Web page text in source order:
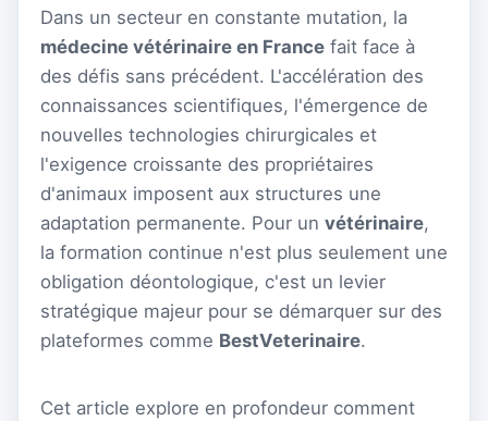
Dans un secteur en constante mutation, la
médecine vétérinaire en France fait face à
des défis sans précédent. L'accélération des
connaissances scientifiques, l'émergence de
nouvelles technologies chirurgicales et
l'exigence croissante des propriétaires
d'animaux imposent aux structures une
adaptation permanente. Pour un vétérinaire,
la formation continue n'est plus seulement une
obligation déontologique, c'est un levier
stratégique majeur pour se démarquer sur des
plateformes comme BestVeterinaire.
Cet article explore en profondeur comment